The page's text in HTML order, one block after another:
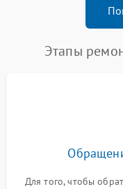
Этапы
Для того, чтобы